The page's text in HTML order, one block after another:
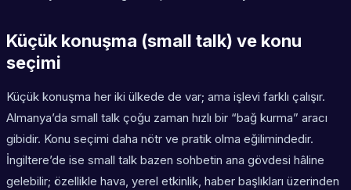
Küçük konuşma (small talk) ve konu
seçimi
Küçük konuşma her iki ülkede de var; ama işlevi farklı çalışır.
Almanya’da small talk çoğu zaman hızlı bir “bağ kurma” aracı
gibidir. Konu seçimi daha nötr ve pratik olma eğilimindedir.
İngiltere’de ise small talk bazen sohbetin ana gövdesi hâline
gelebilir; özellikle hava, yerel etkinlik, haber başlıkları üzerinden